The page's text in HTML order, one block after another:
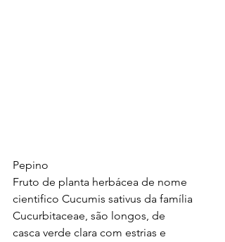
Pepino
Fruto de planta herbácea de nome
cientifico Cucumis sativus da família
Cucurbitaceae, são longos, de
casca verde clara com estrias e